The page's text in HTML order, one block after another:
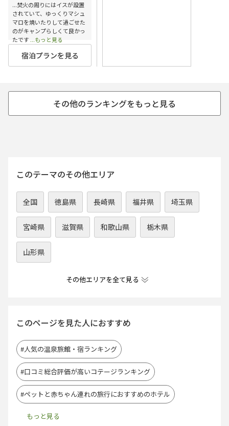
...焚火の周りにはイスが設置
されていて、ゆっくりマシュ
マロを焼いたりして過ごせた
のがキャンプらしくて良かっ
たです...もっと見る
宿泊プランを見る
このテーマのその他エリア
全国 徳島県 長崎県 福井県 埼玉県
宮崎県 滋賀県 和歌山県 栃木県
山形県
その他エリアを全て見る
このページを見た人におすすめ
#人気の温泉旅館・宿ランキング
#口コミ総合評価が高いコテージランキング
#ペットと赤ちゃん連れの旅行におすすめのホテル